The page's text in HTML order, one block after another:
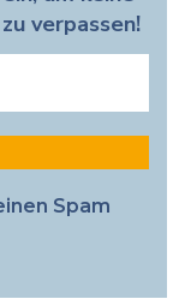
verpassen!
Spam